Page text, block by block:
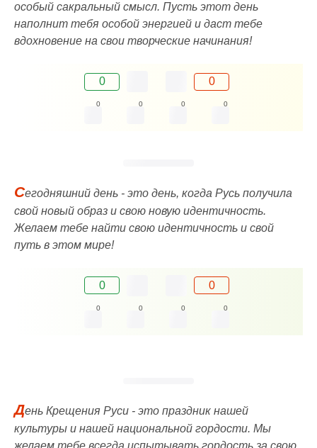
особый сакральный смысл. Пусть этот день
наполнит тебя особой энергией и даст тебе
вдохновение на свои творческие начинания!
0 0
0 0 0 0
Сегодняшний день - это день, когда Русь получила
свой новый образ и свою новую идентичность.
Желаем тебе найти свою идентичность и свой
путь в этом мире!
0 0
0 0 0 0
День Крещения Руси - это праздник нашей
культуры и нашей национальной гордости. Мы
желаем тебе всегда испытывать гордость за свою